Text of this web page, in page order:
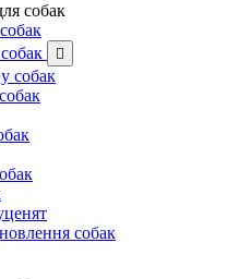
собак

собак
собак